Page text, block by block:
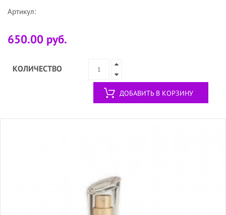
Артикул:
650.00 руб.
КОЛИЧЕСТВО
ДОБАВИТЬ В КОРЗИНУ